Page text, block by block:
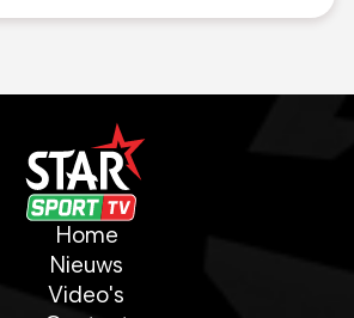
Home
Nieuws
Video's